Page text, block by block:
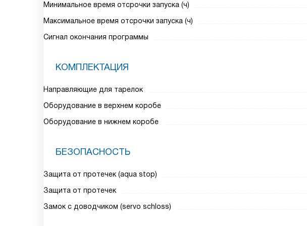
Минимальное время отсрочки запуска (ч)
Максимальное время отсрочки запуска (ч)
Сигнал окончания программы
КОМПЛЕКТАЦИЯ
Направляющие для тарелок
Оборудование в верхнем коробе
Оборудование в нижнем коробе
БЕЗОПАСНОСТЬ
Защита от протечек (aqua stop)
Защита от протечек
Замок с доводчиком (servo schloss)